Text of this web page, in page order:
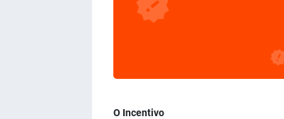
O Incentivo